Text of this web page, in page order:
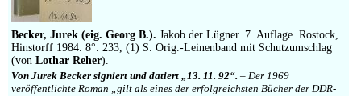
Becker, Jurek (eig. Georg B.). Jakob der Lügner. 7. Auflage. Rostock,
Hinstorff 1984. 8°. 233, (1) S. Orig.-Leinenband mit Schutzumschlag
(von Lothar Reher).
Von Jurek Becker signiert und datiert „13. 11. 92“. – Der 1969
veröffentlichte Roman „gilt als eines der erfolgreichsten Bücher der DDR-